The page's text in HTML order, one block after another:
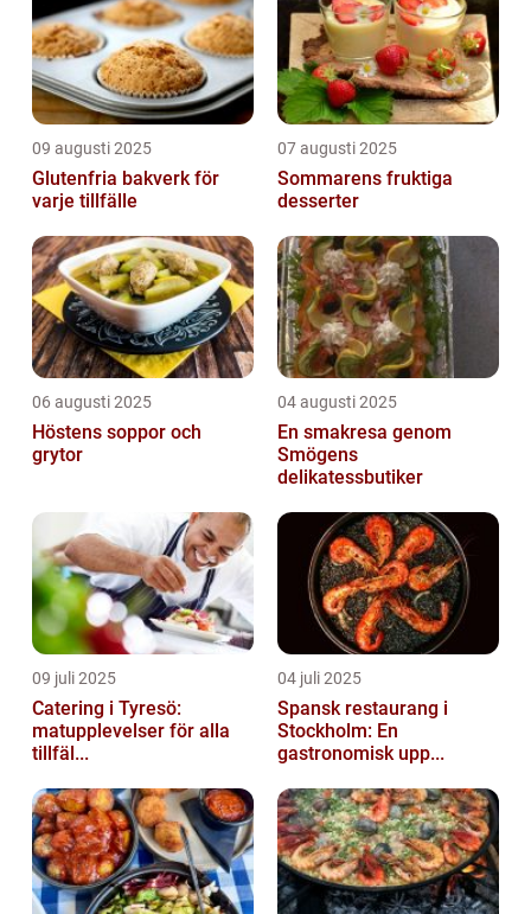
09 augusti 2025
Glutenfria bakverk för
varje tillfälle
07 augusti 2025
Sommarens fruktiga
desserter
06 augusti 2025
Höstens soppor och
grytor
04 augusti 2025
En smakresa genom
Smögens
delikatessbutiker
09 juli 2025
Catering i Tyresö:
matupplevelser för alla
tillfäl...
04 juli 2025
Spansk restaurang i
Stockholm: En
gastronomisk upp...